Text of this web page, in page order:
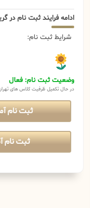
ادامه فرایند ثبت نام در
شرایط ثبت نام:
وضعیت ثبت نام: فعال
در حال تکمیل ظرفیت کلاس های
ثبت نام
ثبت نام